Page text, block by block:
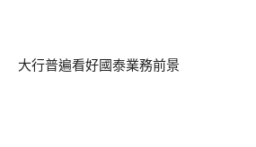
大行普遍看好國泰業務前景